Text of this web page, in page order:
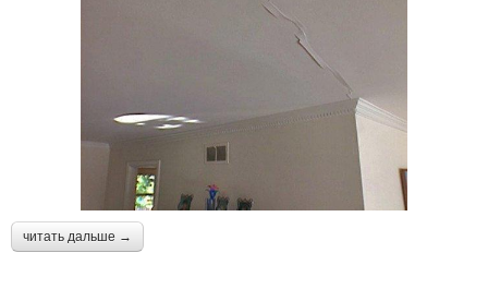
читать дальше →